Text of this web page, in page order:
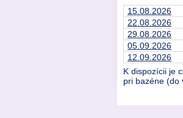
15.08.2026
22.08.2026
29.08.2026
05.09.2026
12.09.2026
K dispozícii je
pri bazéne (do